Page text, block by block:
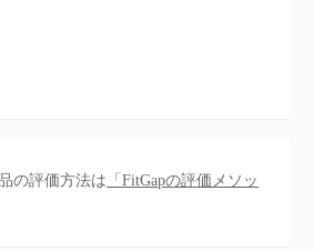
の評価方法は 「FitGapの評価メソッ